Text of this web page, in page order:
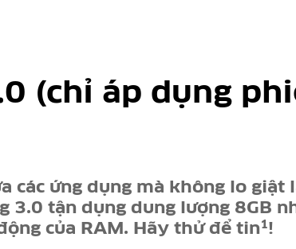
(chỉ áp dụng
các ứng dụng mà không lo giật
3.0 tận dụng dung lượng 8GB
của RAM. Hãy thử để tin1!